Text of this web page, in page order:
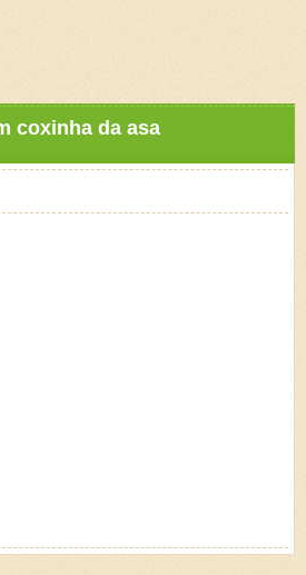
coxinha da asa